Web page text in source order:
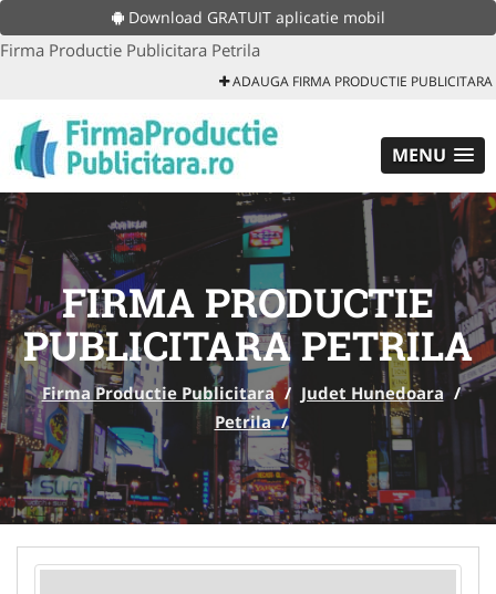
Download GRATUIT aplicatie mobil
Firma Productie Publicitara Petrila
ADAUGA FIRMA PRODUCTIE PUBLICITARA
MENU
FIRMA PRODUCTIE
PUBLICITARA PETRILA
Firma Productie Publicitara / Judet Hunedoara /
Petrila /